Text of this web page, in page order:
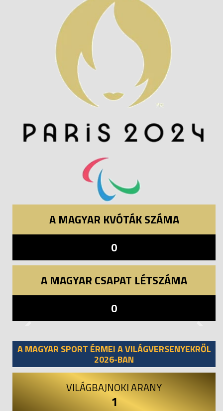
A MAGYAR KVÓTÁK SZÁMA
0
A MAGYAR CSAPAT LÉTSZÁMA
0
A MAGYAR SPORT ÉRMEI A VILÁGVERSENYEKRŐL
2026-BAN
VILÁGBAJNOKI ARANY
1